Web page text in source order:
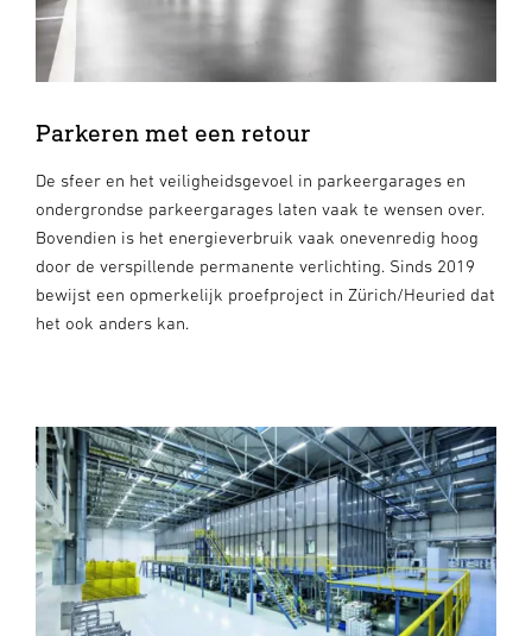
Parkeren met een retour
De sfeer en het veiligheidsgevoel in parkeergarages en
ondergrondse parkeergarages laten vaak te wensen over.
Bovendien is het energieverbruik vaak onevenredig hoog
door de verspillende permanente verlichting. Sinds 2019
bewijst een opmerkelijk proefproject in Zürich/Heuried dat
het ook anders kan.